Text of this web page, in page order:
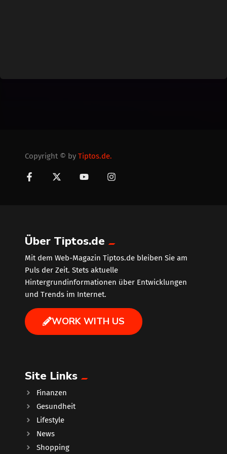
Copyright © by Tiptos.de.
Über Tiptos.de
Mit dem Web-Magazin Tiptos.de bleiben Sie am
Puls der Zeit. Stets aktuelle
Hintergrundinformationen über Entwicklungen
und Trends im Internet.
WORK WITH US
Site Links
Finanzen
Gesundheit
Lifestyle
News
Shopping